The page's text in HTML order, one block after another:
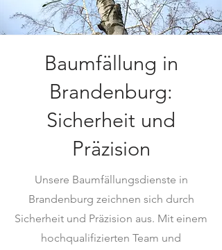
Baumfällung in
Brandenburg:
Sicherheit und
Präzision
Unsere Baumfällungsdienste in
Brandenburg zeichnen sich durch
Sicherheit und Präzision aus. Mit einem
hochqualifizierten Team und